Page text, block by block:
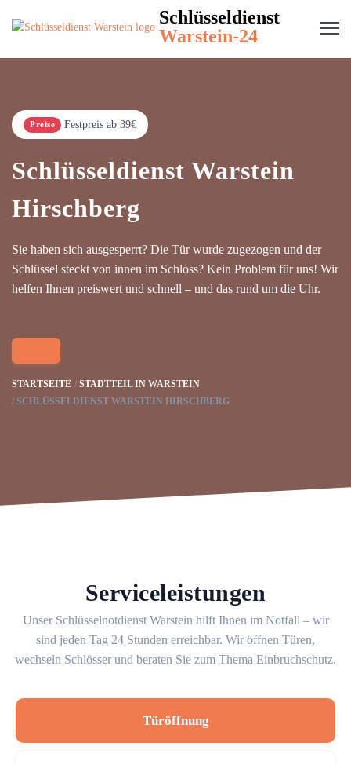
Schlüsseldienst
Warstein-24
Preise Festpreis ab 39€
Schlüsseldienst Warstein
Hirschberg
Sie haben sich ausgesperrt? Die Tür wurde zugezogen und der
Schlüssel steckt von innen im Schloss? Kein Problem für uns! Wir
helfen Ihnen preiswert und schnell – und das rund um die Uhr.
STARTSEITE
STADTTEIL IN WARSTEIN
SCHLÜSSELDIENST WARSTEIN HIRSCHBERG
Serviceleistungen
Unser Schlüsselnotdienst Warstein hilft Ihnen im Notfall – wir
sind jeden Tag 24 Stunden erreichbar. Wir öffnen Türen,
wechseln Schlösser und beraten Sie zum Thema Einbruchschutz.
Türöffnung